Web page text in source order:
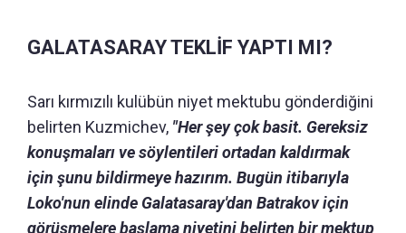
GALATASARAY TEKLİF YAPTI MI?
Sarı kırmızılı kulübün niyet mektubu gönderdiğini
belirten Kuzmichev, "Her şey çok basit. Gereksiz
konuşmaları ve söylentileri ortadan kaldırmak
için şunu bildirmeye hazırım. Bugün itibarıyla
Loko'nun elinde Galatasaray'dan Batrakov için
görüşmelere başlama niyetini belirten bir mektup